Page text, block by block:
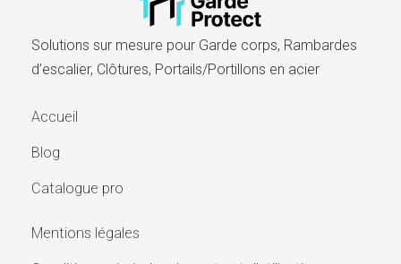
Solutions sur mesure pour Garde corps, Rambardes
d’escalier, Clôtures, Portails/Portillons en acier​
Accueil
Blog
Catalogue pro
Mentions légales